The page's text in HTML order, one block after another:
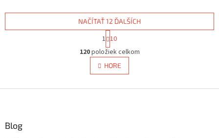
O
v
l
á
NAČÍTAŤ 12 ĎALŠÍCH
S
t
r
á
n
k
v
1 10
120položiek celkom
HORE
Blog